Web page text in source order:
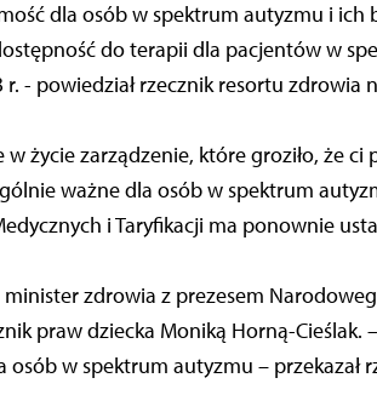
dla osób w spektrum autyzmu i ich
do terapii dla pacjentów w
- powiedział rzecznik resortu zdrowia
życie zarządzenie, które groziło, że
ważne dla osób w spektrum
i Taryfikacji ma ponownie
minister zdrowia z prezesem
praw dziecka Moniką Horną-Cieślak.
osób w spektrum autyzmu – przekazał